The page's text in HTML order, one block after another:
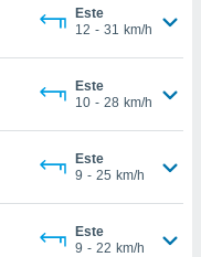
Este
12 - 31 km/h
Este
10 - 28 km/h
Este
9 - 25 km/h
Este
9 - 22 km/h